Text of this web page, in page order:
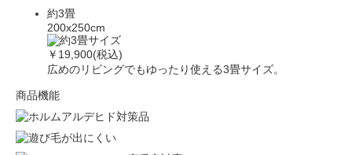
約3畳
200x250cm
￥19,900(税込)
広めのリビングでもゆったり使える3畳サイズ。
商品機能